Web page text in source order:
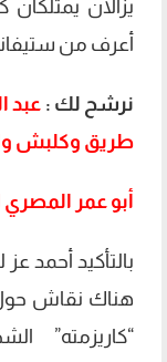
يزالان يمتلكان
أعرف من
نرشح لك :
طريق وكلبش
أبو عمر
بالتأكيد أحمد
هناك نقاش حول
“كاريزمته”